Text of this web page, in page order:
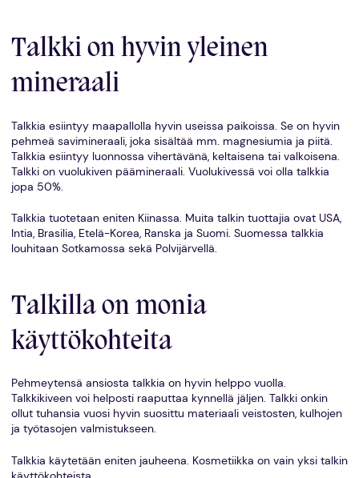
Talkki on hyvin yleinen
mineraali
Talkkia esiintyy maapallolla hyvin useissa paikoissa. Se on hyvin
pehmeä savimineraali, joka sisältää mm. magnesiumia ja piitä.
Talkkia esiintyy luonnossa vihertävänä, keltaisena tai valkoisena.
Talkki on vuolukiven päämineraali. Vuolukivessä voi olla talkkia
jopa 50%.
Talkkia tuotetaan eniten Kiinassa. Muita talkin tuottajia ovat USA,
Intia, Brasilia, Etelä-Korea, Ranska ja Suomi. Suomessa talkkia
louhitaan Sotkamossa sekä Polvijärvellä.
Talkilla on monia
käyttökohteita
Pehmeytensä ansiosta talkkia on hyvin helppo vuolla.
Talkkikiveen voi helposti raaputtaa kynnellä jäljen. Talkki onkin
ollut tuhansia vuosi hyvin suosittu materiaali veistosten, kulhojen
ja työtasojen valmistukseen.
Talkkia käytetään eniten jauheena. Kosmetiikka on vain yksi talkin